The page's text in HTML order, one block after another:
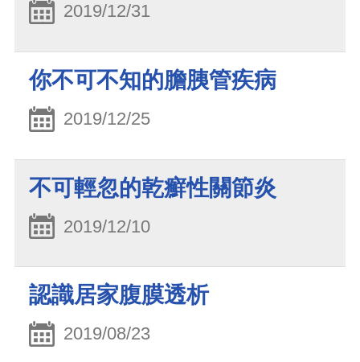
2019/12/31
你不可不知的膽胰管疾病
2019/12/25
不可輕忽的乾癬性關節炎
2019/12/10
認識居家腹膜透析
2019/08/23